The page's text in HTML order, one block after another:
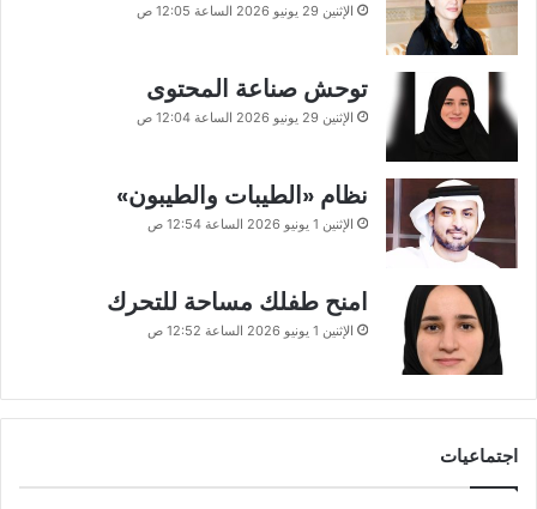
الإثنين 29 يونيو 2026 الساعة 12:05 ص
توحش صناعة المحتوى
الإثنين 29 يونيو 2026 الساعة 12:04 ص
نظام «الطيبات والطيبون»
الإثنين 1 يونيو 2026 الساعة 12:54 ص
امنح طفلك مساحة للتحرك
الإثنين 1 يونيو 2026 الساعة 12:52 ص
اجتماعيات